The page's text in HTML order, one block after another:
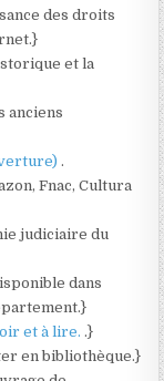
des droits
et la
anciens
.
Fnac, Cultura
judiciaire du
dans
et à lire..}
en bibliothèque.}